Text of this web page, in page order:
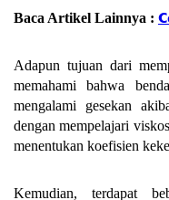
Baca Artikel Lainnya :
Adapun tujuan dari
memahami bahwa
mengalami gesekan
dengan mempelajari
menentukan koefisien
Kemudian, terdapat